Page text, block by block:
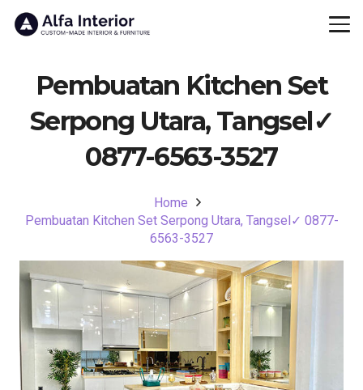
Pembuatan Kitchen Set
Serpong Utara, Tangsel✓
0877-6563-3527
Home
Pembuatan Kitchen Set Serpong Utara, Tangsel✓ 0877-
6563-3527